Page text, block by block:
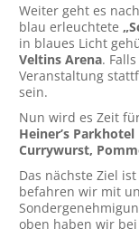
Weiter geht es
blau erleuchtete
in blaues Licht
Veltins Arena.
Veranstaltung
sein.
Nun wird es Zeit
Heiner’s Parkhotel
Currywurst,
Das nächste Ziel
befahren wir mit
oben haben wir